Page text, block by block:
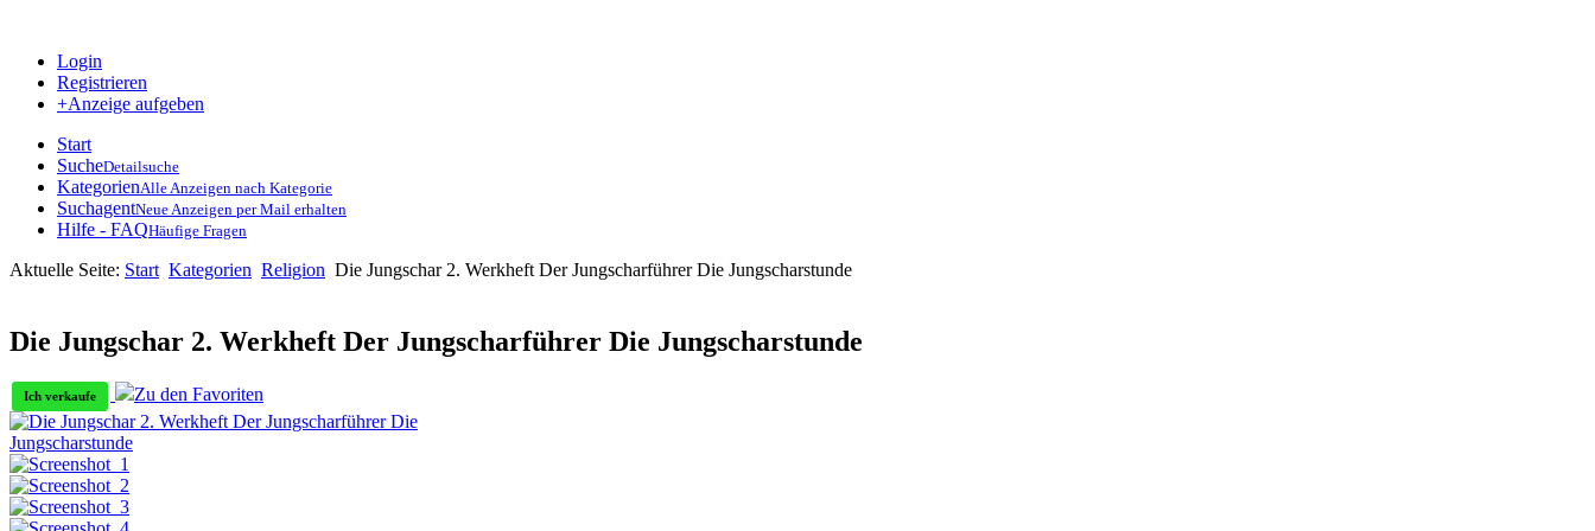
Login
Registrieren
+Anzeige aufgeben
Start
SucheDetailsuche
KategorienAlle Anzeigen nach Kategorie
SuchagentNeue Anzeigen per Mail erhalten
Hilfe - FAQHäufige Fragen
Aktuelle Seite: Start Kategorien Religion Die Jungschar 2. Werkheft Der Jungscharführer Die Jungscharstunde
Die Jungschar 2. Werkheft Der Jungscharführer Die Jungscharstunde
Ich verkaufe Zu den Favoriten